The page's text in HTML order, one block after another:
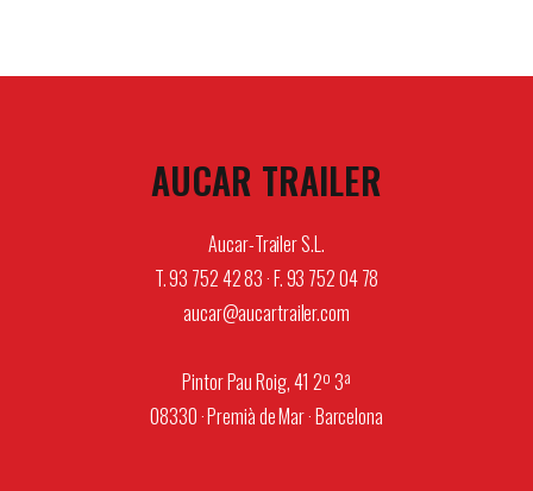
AUCAR TRAILER
Aucar-Trailer S.L.
T. 93 752 42 83 · F. 93 752 04 78
aucar@aucartrailer.com
Pintor Pau Roig, 41 2º 3ª
08330 · Premià de Mar · Barcelona